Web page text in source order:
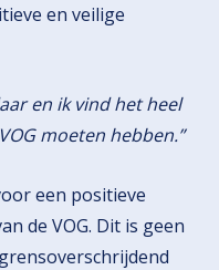
en veilige
en ik vind het heel
moeten hebben.”
een positieve
de VOG. Dit is geen